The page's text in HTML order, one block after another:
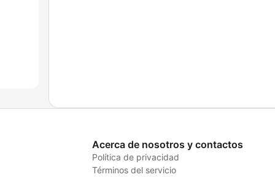
Acerca de nosotros y contactos
Política de privacidad
Términos del servicio